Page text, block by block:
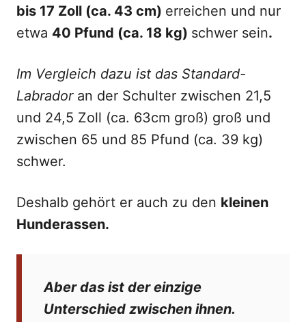
bis 17 Zoll (ca. 43 cm) erreichen und nur
etwa 40 Pfund (ca. 18 kg) schwer sein.
Im Vergleich dazu ist das Standard-
Labradoran der Schulter zwischen 21,5
und 24,5 Zoll (ca. 63cm groß) groß und
zwischen 65 und 85 Pfund (ca. 39 kg)
schwer.
Deshalb gehört er auch zu den kleinen
Hunderassen.
Aber das ist der einzige
Unterschied zwischen ihnen.